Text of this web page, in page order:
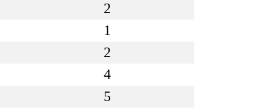
2
1
2
4
5